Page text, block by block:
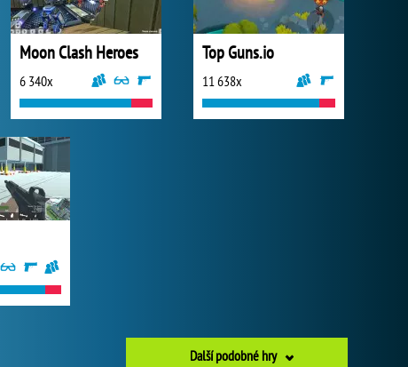
Moon Clash Heroes
6 340x
Top Guns.io
11 638x
Další podobné hry